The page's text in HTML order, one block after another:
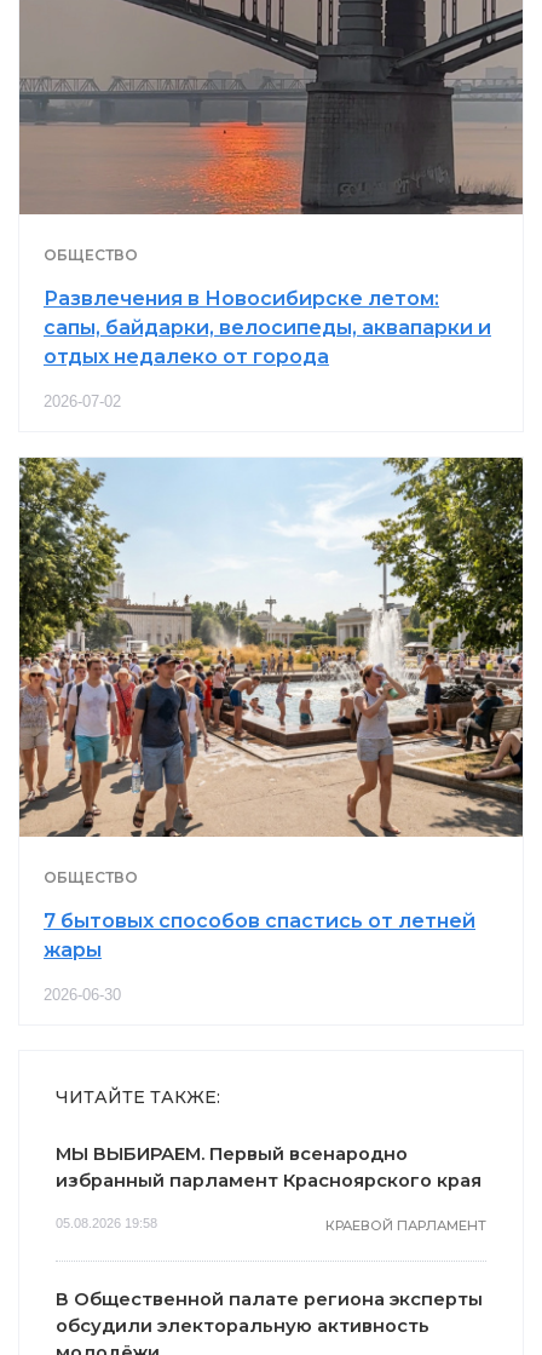
ОБЩЕСТВО
Развлечения в Новосибирске летом:
сапы, байдарки, велосипеды, аквапарки и
отдых недалеко от города
2026-07-02
ОБЩЕСТВО
7 бытовых способов спастись от летней
жары
2026-06-30
ЧИТАЙТЕ ТАКЖЕ:
МЫ ВЫБИРАЕМ. Первый всенародно
избранный парламент Красноярского края
05.08.2026 19:58 КРАЕВОЙ ПАРЛАМЕНТ
В Общественной палате региона эксперты
обсудили электоральную активность